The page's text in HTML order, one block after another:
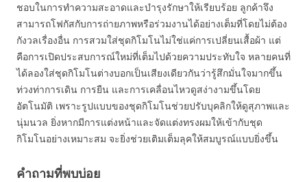
ชอบในการทำความสะอาดและบำรุงรักษาให้เรียบร้อย ลูกค้าจึง
สามารถโฟกัสกับการถ่ายภาพหรือร่วมงานได้อย่างเต็มที่โดยไม่ต้อง
กังวลเรื่องอื่น การสวมใส่ชุดกิโมโนไม่ใช่แค่การเปลี่ยนเสื้อผ้า แต่
คือการเปิดประสบการณ์ใหม่ที่เต็มไปด้วยความประทับใจ หลายคนที่
ได้ลองใส่ชุดกิโมโนต่างบอกเป็นเสียงเดียวกันว่ารู้สึกมั่นใจมากขึ้น
ท่วงท่าการเดิน การยืน และการเคลื่อนไหวดูสง่างามขึ้นโดย
อัตโนมัติ เพราะรูปแบบของชุดกิโมโนช่วยปรับบุคลิกให้ดูสุภาพและ
นุ่มนวล ยิ่งหากมีการแต่งหน้าและจัดแต่งทรงผมให้เข้ากับชุด
กิโมโนอย่างเหมาะสม จะยิ่งช่วยเติมเต็มลุคให้สมบูรณ์แบบยิ่งขึ้น
คำถามที่พบบ่อย